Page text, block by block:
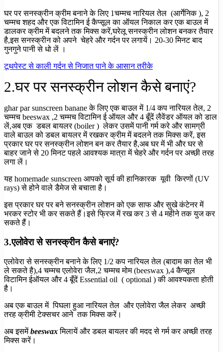
घर पर सनस्क्रीन क्रीम बनाने के लिए 1चम्मचनारियल तेल (आर्गेनिक ), 2
चम्मचशहद और एकविटामिन ई कैप्सूल का ऑयल निकाल करएक बाउल में
डालकर क्रीम में बदलने तक मिक्स करें,घरेलू सनस्क्रीन लोशन बनकर तैयार
है,इस सनस्क्रीन को अपने चेहरे और गर्दन पर लगायें। 20-30 मिनट बाद
गुनगुने पानी से धो लें ।
टूथपेस्ट से काली गर्दन से निजात पाने के आसान तरीके
2.घर पर सनस्क्रीन लोशन कैसे बनाएं?
ghar par sunscreen banane के लिए एक बाउल में 1/4 कप नारियल तेल, 2
चम्मच beeswax ,2 चम्मच विटामिन ई ऑयल और 4 बूँदें लैवेंडर ऑयल को डाल
लें,अब एक डबल बायलर (boiler ) लेकर उसमें पानी गर्म करे और सामग्री
वाले बाउल को डबल बायलर में रखकर क्रीम में बदलने तक मिक्स करें, इस
प्रकार घर पर सनस्क्रीन लोशन बन कर तैयार है,अब घर में भी और घर से
बाहर जाने से 20 मिनट पहले आवश्यक मात्रा में चेहरे और गर्दन पर अच्छी तरह
लगा लें।
यह homemade sunscreen आपको सूर्य की हानिकारक यूवी किरणों (UV
rays) से होने वाले डैमेज से बचाता है।
इस प्रकार घर पर बने सनस्क्रीन लोशन को एक साफ और सुखे कंटेनर में
भरकर स्टोर भी कर सकते हैं।इसे फ्रिज में रख कर 3 से 4 महीने तक युज कर
सकते हैं।
3.एलोवेरा से सनस्क्रीन कैसे बनाएं?
एलोवेरा से सनस्क्रीन बनाने के लिए 1/2 कपनारियल तेल (बादाम का तेल भी
ले सकते है),4 चम्मचएलोवेरा जैल,2 चम्मचमोम (beeswax ),4 कैप्सूल
विटामिन ईऑयल और 4 बूँदेंEssential oil ( optional ) की आवश्यकता होती
है।
अब एक बाउल में पिघला हुआ नारियल तेल और एलोवेरा जैल लेकर अच्छी
तरह क्रीमी टेक्सचर आने तक मिक्स करें।
अब इसमेंbeeswaxमिलायें और डबल बायलर की मदद से गर्म कर अच्छी तरह
मिक्स करें।